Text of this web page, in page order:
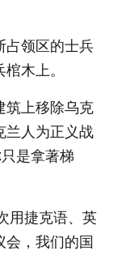
占领区的士兵
木上。
筑上移除乌克
兰人为正义战
是拿著梯
用捷克语、英
会，我们的国